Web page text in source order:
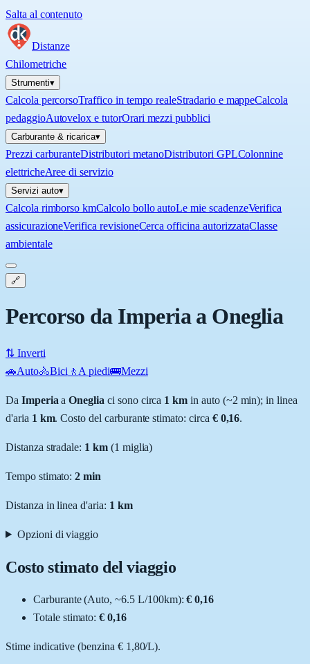
Salta al contenuto
Distanze
Chilometriche
Strumenti▾
Calcola percorsoTraffico in tempo realeStradario e mappeCalcola
pedaggioAutovelox e tutorOrari mezzi pubblici
Carburante & ricarica▾
Prezzi carburanteDistributori metanoDistributori GPLColonnine
elettricheAree di servizio
Servizi auto▾
Calcola rimborso kmCalcolo bollo autoLe mie scadenzeVerifica
assicurazioneVerifica revisioneCerca officina autorizzataClasse
ambientale
🔗
Percorso da Imperia a Oneglia
⇅ Inverti
🚗Auto🚴Bici 🚶 A piedi🚌Mezzi
Da Imperia aOneglia ci sono circa 1 km in auto (~2 min); in linea
d'aria 1 km. Costo del carburante stimato: circa € 0,16.
Distanza stradale: 1 km (1 miglia)
Tempo stimato:2 min
Distanza in linea d'aria: 1 km
Opzioni di viaggio
Costo stimato del viaggio
Carburante (Auto, ~6.5 L/100km): € 0,16
Totale stimato:€ 0,16
Stime indicative (benzina € 1,80/L).